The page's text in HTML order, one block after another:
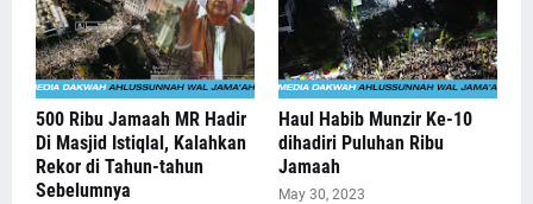
500 Ribu Jamaah MR Hadir
Di Masjid Istiqlal, Kalahkan
Rekor di Tahun-tahun
Sebelumnya
Haul Habib Munzir Ke-10
dihadiri Puluhan Ribu
Jamaah
May 30, 2023